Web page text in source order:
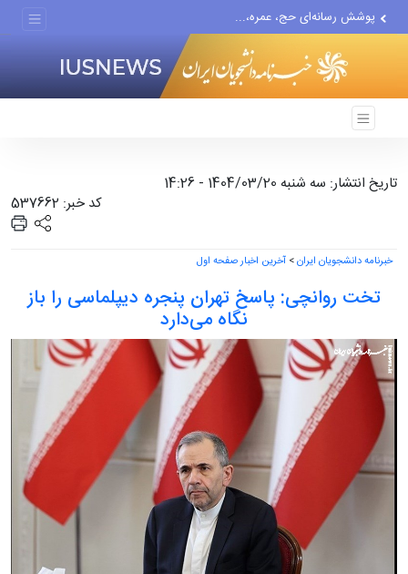
پوشش رسانه‌ای حج، عمره،...
گزارش رسانه آمریکایی از...
تاریخ انتشار: سه شنبه 1404/03/20 - 14:26
کد خبر: 537662
خبرنامه دانشجویان ایران> آخرین اخبار صفحه اول
تخت روانچی: پاسخ تهران پنجره دیپلماسی را باز
نگاه می‌دارد